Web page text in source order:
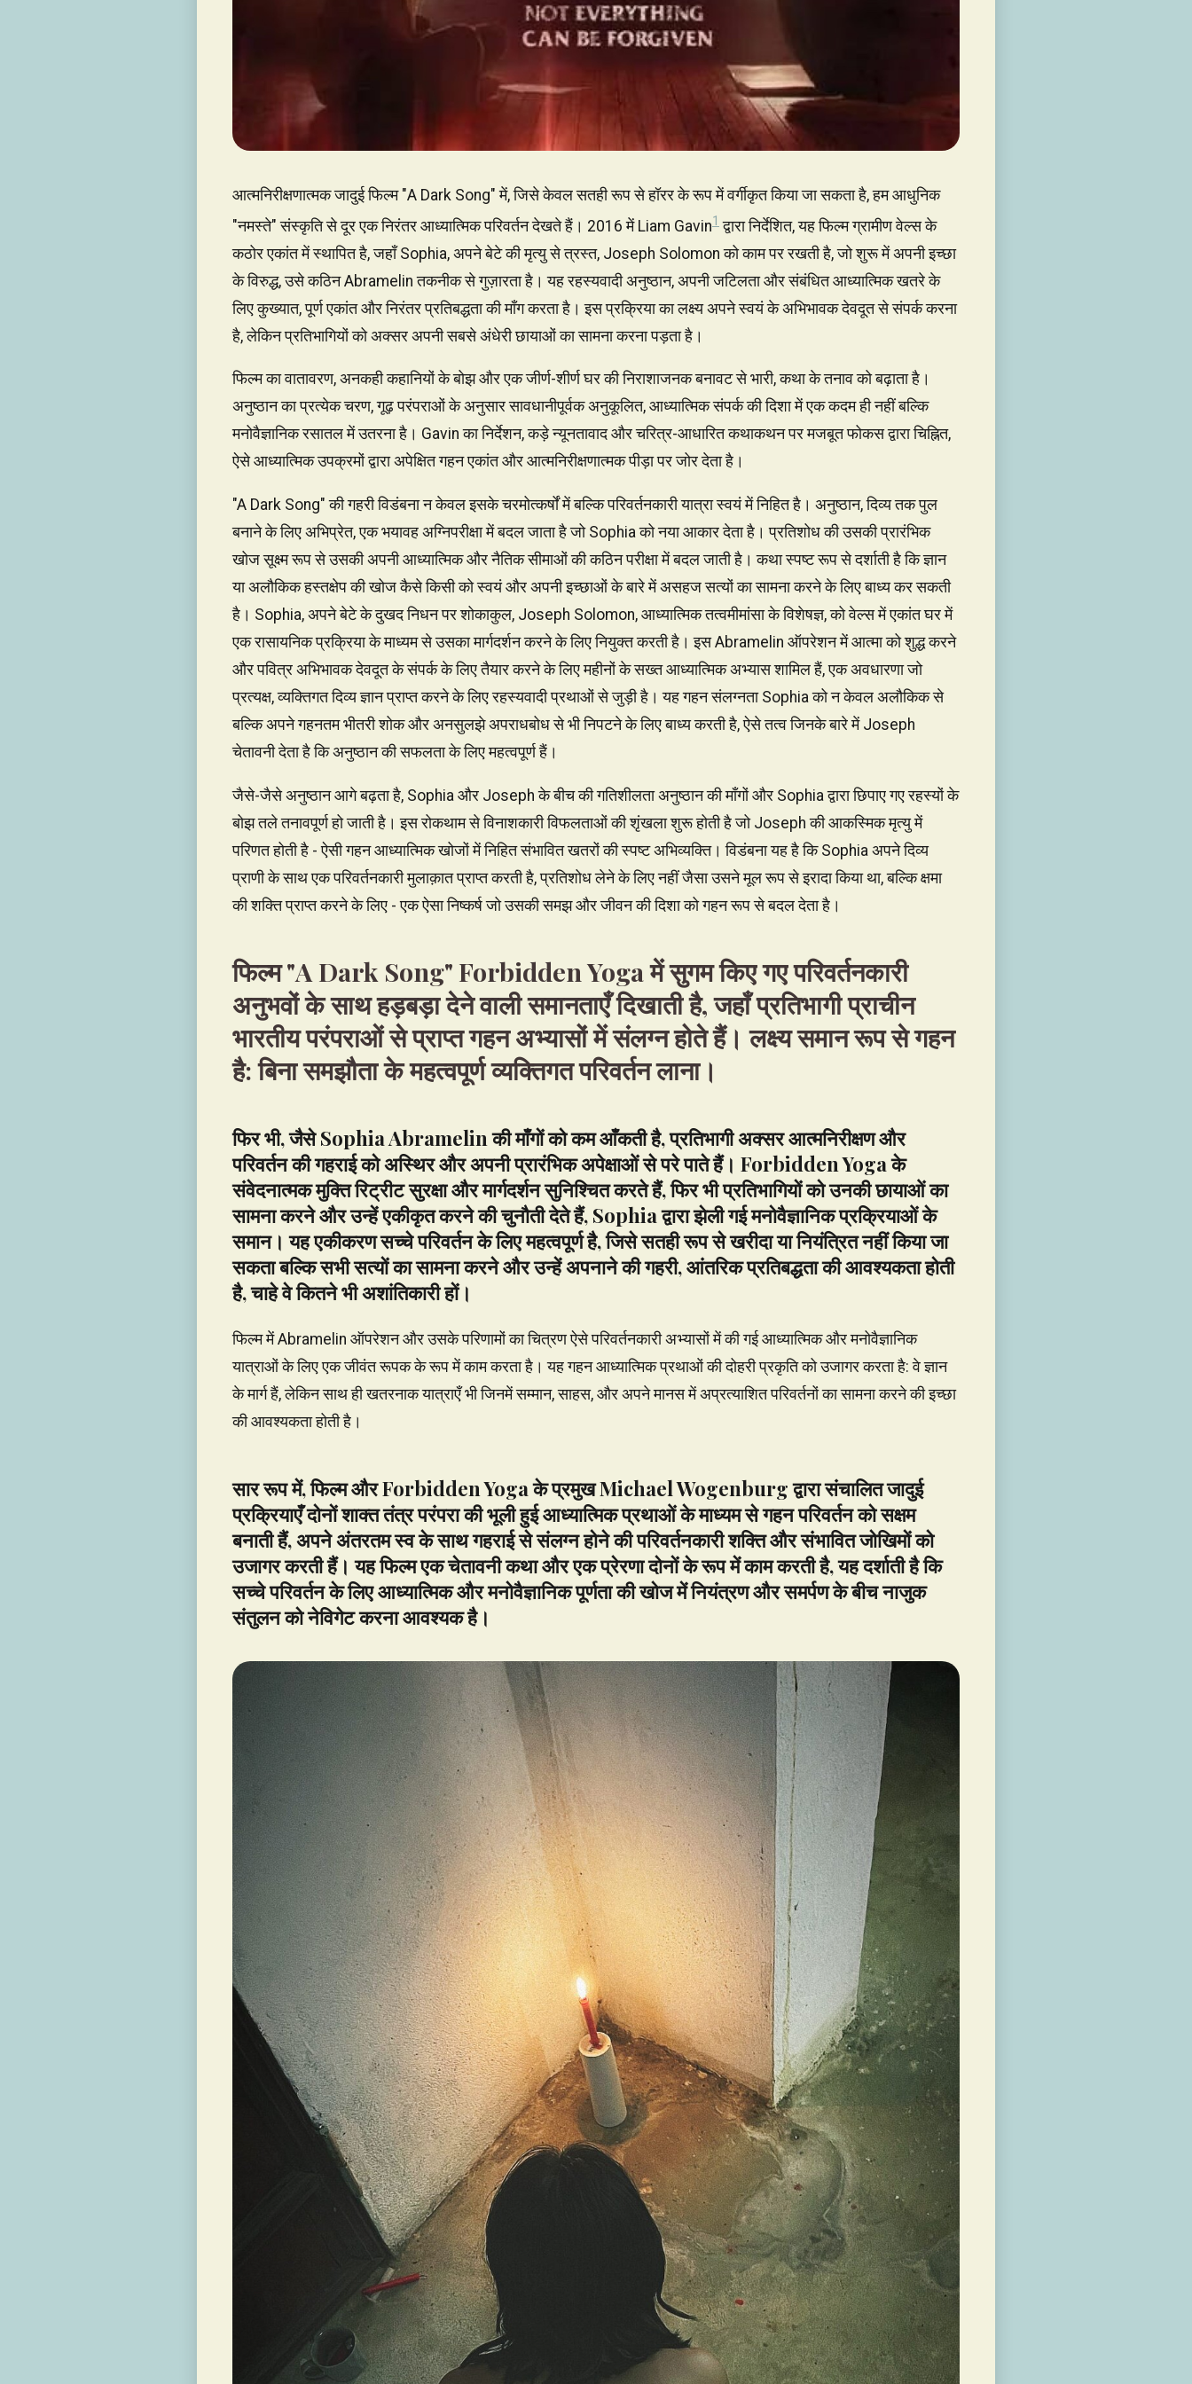
आत्मनिरीक्षणात्मक जादुई फिल्म "A Dark Song" में, जिसे केवल सतही रूप से हॉरर के रूप में वर्गीकृत किया जा सकता है, हम आधुनिक
"नमस्ते" संस्कृति से दूर एक निरंतर आध्यात्मिक परिवर्तन देखते हैं। 2016 में Liam Gavin1 द्वारा निर्देशित, यह फिल्म ग्रामीण वेल्स के
कठोर एकांत में स्थापित है, जहाँ Sophia, अपने बेटे की मृत्यु से त्रस्त, Joseph Solomon को काम पर रखती है, जो शुरू में अपनी इच्छा
के विरुद्ध, उसे कठिन Abramelin तकनीक से गुज़ारता है। यह रहस्यवादी अनुष्ठान, अपनी जटिलता और संबंधित आध्यात्मिक खतरे के
लिए कुख्यात, पूर्ण एकांत और निरंतर प्रतिबद्धता की माँग करता है। इस प्रक्रिया का लक्ष्य अपने स्वयं के अभिभावक देवदूत से संपर्क करना
है, लेकिन प्रतिभागियों को अक्सर अपनी सबसे अंधेरी छायाओं का सामना करना पड़ता है।
फिल्म का वातावरण, अनकही कहानियों के बोझ और एक जीर्ण-शीर्ण घर की निराशाजनक बनावट से भारी, कथा के तनाव को बढ़ाता है।
अनुष्ठान का प्रत्येक चरण, गूढ़ परंपराओं के अनुसार सावधानीपूर्वक अनुकूलित, आध्यात्मिक संपर्क की दिशा में एक कदम ही नहीं बल्कि
मनोवैज्ञानिक रसातल में उतरना है। Gavin का निर्देशन, कड़े न्यूनतावाद और चरित्र-आधारित कथाकथन पर मजबूत फोकस द्वारा चिह्नित,
ऐसे आध्यात्मिक उपक्रमों द्वारा अपेक्षित गहन एकांत और आत्मनिरीक्षणात्मक पीड़ा पर जोर देता है।
"A Dark Song" की गहरी विडंबना न केवल इसके चरमोत्कर्षों में बल्कि परिवर्तनकारी यात्रा स्वयं में निहित है। अनुष्ठान, दिव्य तक पुल
बनाने के लिए अभिप्रेत, एक भयावह अग्निपरीक्षा में बदल जाता है जो Sophia को नया आकार देता है। प्रतिशोध की उसकी प्रारंभिक
खोज सूक्ष्म रूप से उसकी अपनी आध्यात्मिक और नैतिक सीमाओं की कठिन परीक्षा में बदल जाती है। कथा स्पष्ट रूप से दर्शाती है कि ज्ञान
या अलौकिक हस्तक्षेप की खोज कैसे किसी को स्वयं और अपनी इच्छाओं के बारे में असहज सत्यों का सामना करने के लिए बाध्य कर सकती
है। Sophia, अपने बेटे के दुखद निधन पर शोकाकुल, Joseph Solomon, आध्यात्मिक तत्वमीमांसा के विशेषज्ञ, को वेल्स में एकांत घर में
एक रासायनिक प्रक्रिया के माध्यम से उसका मार्गदर्शन करने के लिए नियुक्त करती है। इस Abramelin ऑपरेशन में आत्मा को शुद्ध करने
और पवित्र अभिभावक देवदूत के संपर्क के लिए तैयार करने के लिए महीनों के सख्त आध्यात्मिक अभ्यास शामिल हैं, एक अवधारणा जो
प्रत्यक्ष, व्यक्तिगत दिव्य ज्ञान प्राप्त करने के लिए रहस्यवादी प्रथाओं से जुड़ी है। यह गहन संलग्नता Sophia को न केवल अलौकिक से
बल्कि अपने गहनतम भीतरी शोक और अनसुलझे अपराधबोध से भी निपटने के लिए बाध्य करती है, ऐसे तत्व जिनके बारे में Joseph
चेतावनी देता है कि अनुष्ठान की सफलता के लिए महत्वपूर्ण हैं।
जैसे-जैसे अनुष्ठान आगे बढ़ता है, Sophia और Joseph के बीच की गतिशीलता अनुष्ठान की माँगों और Sophia द्वारा छिपाए गए रहस्यों के
बोझ तले तनावपूर्ण हो जाती है। इस रोकथाम से विनाशकारी विफलताओं की शृंखला शुरू होती है जो Joseph की आकस्मिक मृत्यु में
परिणत होती है - ऐसी गहन आध्यात्मिक खोजों में निहित संभावित खतरों की स्पष्ट अभिव्यक्ति। विडंबना यह है कि Sophia अपने दिव्य
प्राणी के साथ एक परिवर्तनकारी मुलाक़ात प्राप्त करती है, प्रतिशोध लेने के लिए नहीं जैसा उसने मूल रूप से इरादा किया था, बल्कि क्षमा
की शक्ति प्राप्त करने के लिए - एक ऐसा निष्कर्ष जो उसकी समझ और जीवन की दिशा को गहन रूप से बदल देता है।
फिल्म "A Dark Song" Forbidden Yoga में सुगम किए गए परिवर्तनकारी
अनुभवों के साथ हड़बड़ा देने वाली समानताएँ दिखाती है, जहाँ प्रतिभागी प्राचीन
भारतीय परंपराओं से प्राप्त गहन अभ्यासों में संलग्न होते हैं। लक्ष्य समान रूप से गहन
है: बिना समझौता के महत्वपूर्ण व्यक्तिगत परिवर्तन लाना।
फिर भी, जैसे Sophia Abramelin की माँगों को कम आँकती है, प्रतिभागी अक्सर आत्मनिरीक्षण और
परिवर्तन की गहराई को अस्थिर और अपनी प्रारंभिक अपेक्षाओं से परे पाते हैं। Forbidden Yoga के
संवेदनात्मक मुक्ति रिट्रीट सुरक्षा और मार्गदर्शन सुनिश्चित करते हैं, फिर भी प्रतिभागियों को उनकी छायाओं का
सामना करने और उन्हें एकीकृत करने की चुनौती देते हैं, Sophia द्वारा झेली गई मनोवैज्ञानिक प्रक्रियाओं के
समान। यह एकीकरण सच्चे परिवर्तन के लिए महत्वपूर्ण है, जिसे सतही रूप से खरीदा या नियंत्रित नहीं किया जा
सकता बल्कि सभी सत्यों का सामना करने और उन्हें अपनाने की गहरी, आंतरिक प्रतिबद्धता की आवश्यकता होती
है, चाहे वे कितने भी अशांतिकारी हों।
फिल्म में Abramelin ऑपरेशन और उसके परिणामों का चित्रण ऐसे परिवर्तनकारी अभ्यासों में की गई आध्यात्मिक और मनोवैज्ञानिक
यात्राओं के लिए एक जीवंत रूपक के रूप में काम करता है। यह गहन आध्यात्मिक प्रथाओं की दोहरी प्रकृति को उजागर करता है: वे ज्ञान
के मार्ग हैं, लेकिन साथ ही खतरनाक यात्राएँ भी जिनमें सम्मान, साहस, और अपने मानस में अप्रत्याशित परिवर्तनों का सामना करने की इच्छा
की आवश्यकता होती है।
सार रूप में, फिल्म और Forbidden Yoga के प्रमुख Michael Wogenburg द्वारा संचालित जादुई
प्रक्रियाएँ दोनों शाक्त तंत्र परंपरा की भूली हुई आध्यात्मिक प्रथाओं के माध्यम से गहन परिवर्तन को सक्षम
बनाती हैं, अपने अंतरतम स्व के साथ गहराई से संलग्न होने की परिवर्तनकारी शक्ति और संभावित जोखिमों को
उजागर करती हैं। यह फिल्म एक चेतावनी कथा और एक प्रेरणा दोनों के रूप में काम करती है, यह दर्शाती है कि
सच्चे परिवर्तन के लिए आध्यात्मिक और मनोवैज्ञानिक पूर्णता की खोज में नियंत्रण और समर्पण के बीच नाजुक
संतुलन को नेविगेट करना आवश्यक है।